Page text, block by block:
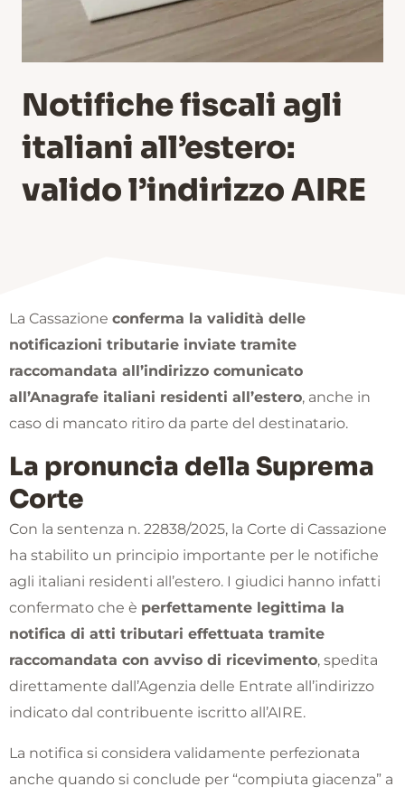
Notifiche fiscali agli
italiani all’estero:
valido l’indirizzo AIRE
La Cassazione conferma la validità delle
notificazioni tributarie inviate tramite
raccomandata all’indirizzo comunicato
all’Anagrafe italiani residenti all’estero, anche in
caso di mancato ritiro da parte del destinatario.
La pronuncia della Suprema
Corte
Con la sentenza n. 22838/2025, la Corte di Cassazione
ha stabilito un principio importante per le notifiche
agli italiani residenti all’estero. I giudici hanno infatti
confermato che è perfettamente legittima la
notifica di atti tributari effettuata tramite
raccomandata con avviso di ricevimento, spedita
direttamente dall’Agenzia delle Entrate all’indirizzo
indicato dal contribuente iscritto all’AIRE.
La notifica si considera validamente perfezionata
anche quando si conclude per “compiuta giacenza” a